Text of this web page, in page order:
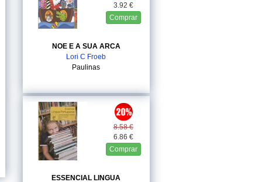
3.92 €
Comprar
NOE E A SUA ARCA
Lori C Froeb
Paulinas
8.58 €
6.86 €
Comprar
ESSENCIAL LINGUA